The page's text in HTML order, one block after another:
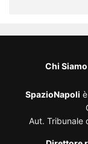
Chi Siamo
SpazioNapoli
Aut. Tribunale